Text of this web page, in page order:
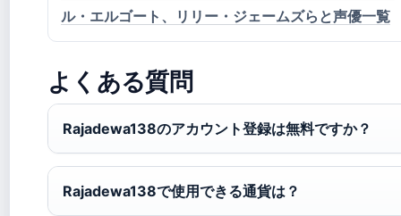
ル・エルゴート、リリー・ジェームズらと声優一覧
よくある質問
Rajadewa138のアカウント登録は無料ですか？
Rajadewa138で使用できる通貨は？